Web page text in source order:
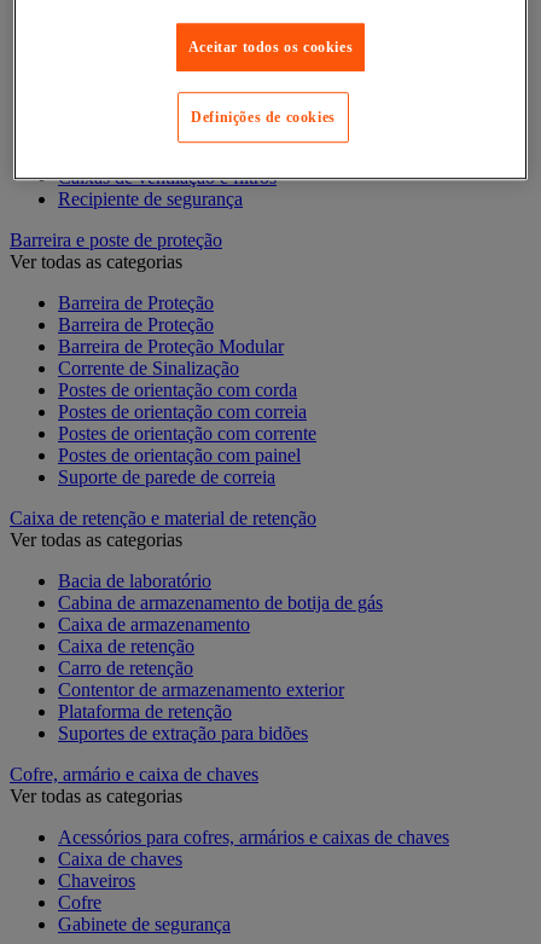
Armário de armazenamento seguro
Armário para produtos corrosivos
Armário para produtos fitossanitários
Armário para produtos inflamáveis
Armários multirriscos
Caixas de ventilação e filtros
Recipiente de segurança
Barreira e poste de proteção
Ver todas as categorias
Barreira de Proteção
Barreira de Proteção
Barreira de Proteção Modular
Corrente de Sinalização
Postes de orientação com corda
Postes de orientação com correia
Postes de orientação com corrente
Postes de orientação com painel
Suporte de parede de correia
Caixa de retenção e material de retenção
Ver todas as categorias
Bacia de laboratório
Cabina de armazenamento de botija de gás
Caixa de armazenamento
Caixa de retenção
Carro de retenção
Contentor de armazenamento exterior
Plataforma de retenção
Suportes de extração para bidões
Cofre, armário e caixa de chaves
Ver todas as categorias
Acessórios para cofres, armários e caixas de chaves
Caixa de chaves
Chaveiros
Cofre
Gabinete de segurança
Aceitar todos os cookies
Definições de cookies